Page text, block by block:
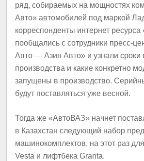
ряд, собираемых на мощностях
Авто» автомобилей под маркой
корреспонденты интернет ресурса
пообщались с сотрудники пресс-
Авто — Азия Авто» и узнали сроки
производства и какие конкретно
запущены в производство.
будут поставляться уже весной.
Тогда же «АвтоВАЗ» начнет
в Казахстан следующий набор
машинокомплектов, на этот раз
Vesta и лифтбека Granta.